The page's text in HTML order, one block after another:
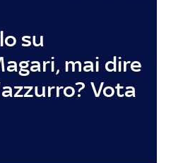
su
mai dire
Vota